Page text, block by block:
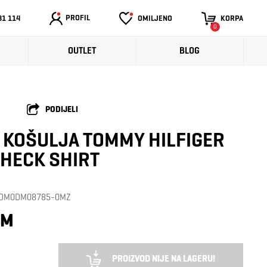
114 PROFIL OMILJENO KORPA
0
OUTLET BLOG
PODIJELI
TOMMY HILFIGER
SHIRT
0MZ
PROIZVOD NIJE NA LAGERU!